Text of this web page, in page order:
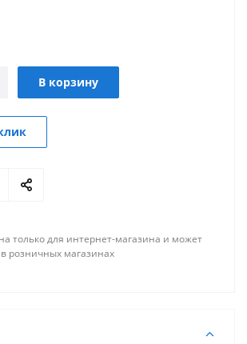
В корзину
только для интернет-магазина и может
розничных магазинах